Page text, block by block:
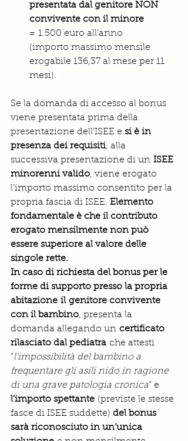
presentata dal genitore NON
convivente con il minore
= 1.500 euro all’anno
(importo massimo mensile
erogabile 136,37 al mese per 11
mesi).
Se la domanda di accesso al bonus
viene presentata prima della
presentazione dell’ISEE e si è in
presenza dei requisiti, alla
successiva presentazione di un ISEE
minorenni valido, viene erogato
l’importo massimo consentito per la
propria fascia di ISEE. Elemento
fondamentale è che il contributo
erogato mensilmente non può
essere superiore al valore delle
singole rette.
In caso di richiesta del bonus per le
forme di supporto presso la propria
abitazione il genitore convivente
con il bambino, presenta la
domanda allegando un certificato
rilasciato dal pediatra che attesti
“l’impossibilità del bambino a
frequentare gli asili nido in ragione
di una grave patologia cronica” e
l’importo spettante (previste le stesse
fasce di ISEE suddette) del bonus
sarà riconosciuto in un’unica